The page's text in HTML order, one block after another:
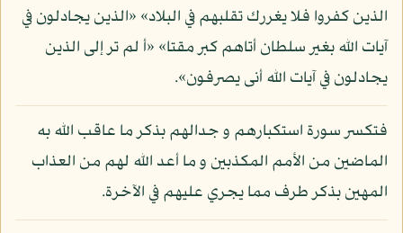
الذين كفروا فلا يغررك تقلبهم في البلاد» «الذين يجادلون في
آيات الله بغير سلطان أتاهم كبر مقتا» «أ لم تر إلى الذين
يجادلون في آيات الله أنى يصرفون».
فتكسر سورة استكبارهم و جدالهم بذكر ما عاقب الله به
الماضين من الأمم المكذبين و ما أعد الله لهم من العذاب
المهين بذكر طرف مما يجري عليهم في الآخرة.